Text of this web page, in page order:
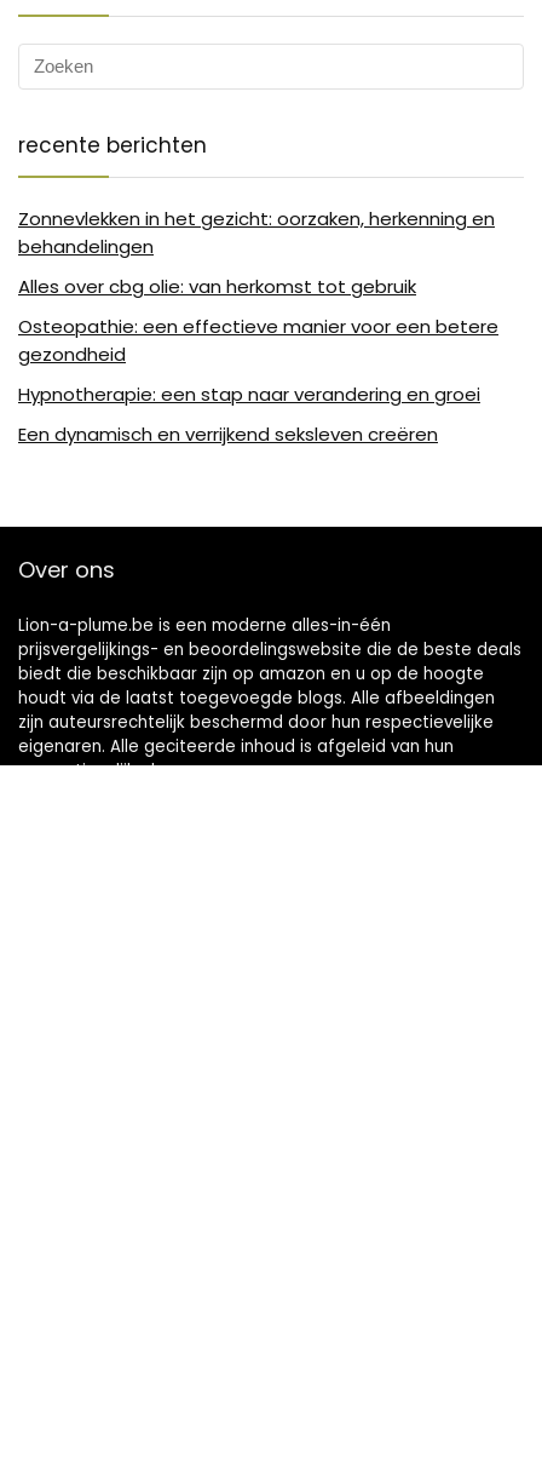
recente berichten
Zonnevlekken in het gezicht: oorzaken, herkenning en
behandelingen
Alles over cbg olie: van herkomst tot gebruik
Osteopathie: een effectieve manier voor een betere
gezondheid
Hypnotherapie: een stap naar verandering en groei
Een dynamisch en verrijkend seksleven creëren
Over ons
Lion-a-plume.be is een moderne alles-in-één
prijsvergelijkings- en beoordelingswebsite die de beste deals
biedt die beschikbaar zijn op amazon en u op de hoogte
houdt via de laatst toegevoegde blogs. Alle afbeeldingen
zijn auteursrechtelijk beschermd door hun respectievelijke
eigenaren. Alle geciteerde inhoud is afgeleid van hun
respectievelijke bronnen.